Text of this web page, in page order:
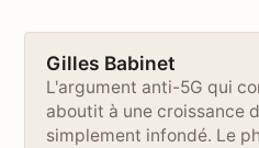
Gilles Babinet
L'argument anti-5G qui
aboutit à une croissance
simplement infondé. Le